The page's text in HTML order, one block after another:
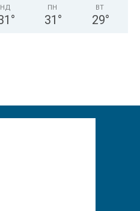
НД
°
ПН
31 °
ВТ
29°